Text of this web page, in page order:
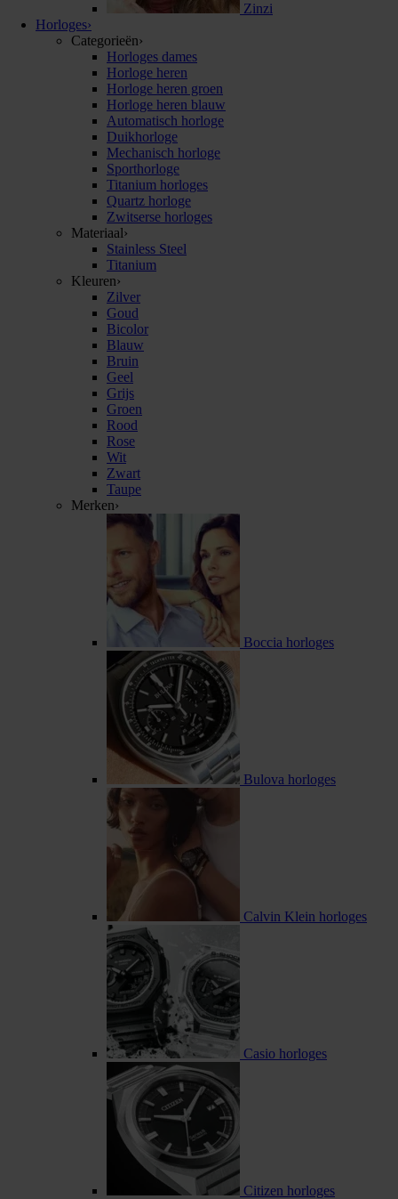
Zinzi
Horloges›
Categorieën›
Horloges dames
Horloge heren
Horloge heren groen
Horloge heren blauw
Automatisch horloge
Duikhorloge
Mechanisch horloge
Sporthorloge
Titanium horloges
Quartz horloge
Zwitserse horloges
Materiaal›
Stainless Steel
Titanium
Kleuren›
Zilver
Goud
Bicolor
Blauw
Bruin
Geel
Grijs
Groen
Rood
Rose
Wit
Zwart
Taupe
Merken›
Boccia horloges
Bulova horloges
Calvin Klein horloges
Casio horloges
Citizen horloges